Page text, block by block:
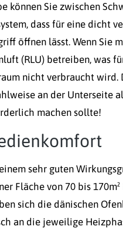
können Sie zwischen
dass für eine dicht
öffnen lässt. Wenn Sie
(RLU) betreiben, was
nicht verbraucht
an der Unterseite
machen sollte!
sehr guten
Fläche von 70 bis
sich die dänischen
an die jeweilige